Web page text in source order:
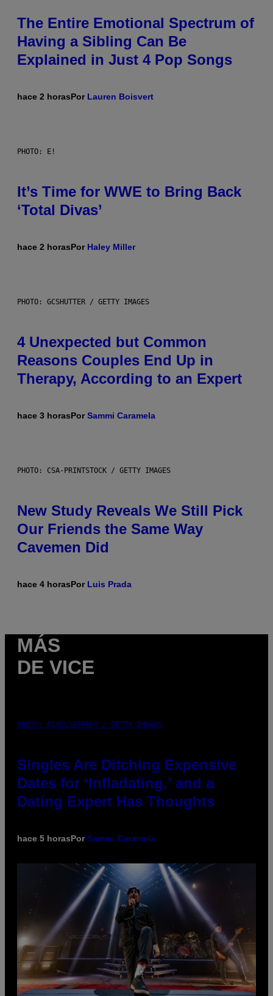
The Entire Emotional Spectrum of
Having a Sibling Can Be
Explained in Just 4 Pop Songs
hace 2 horasPor Lauren Boisvert
PHOTO: E!
It’s Time for WWE to Bring Back
‘Total Divas’
hace 2 horasPor Haley Miller
PHOTO: GCSHUTTER / GETTY IMAGES
4 Unexpected but Common
Reasons Couples End Up in
Therapy, According to an Expert
hace 3 horasPorSammi Caramela
PHOTO: CSA-PRINTSTOCK / GETTY IMAGES
New Study Reveals We Still Pick
Our Friends the Same Way
Cavemen Did
hace 4 horasPor Luis Prada
MÁS
DE VICE
PHOTO: PIXELSEFFECT / GETTY IMAGES
Singles Are Ditching Expensive
Dates for ‘Infladating,’ and a
Dating Expert Has Thoughts
hace 5 horasPorSammi Caramela